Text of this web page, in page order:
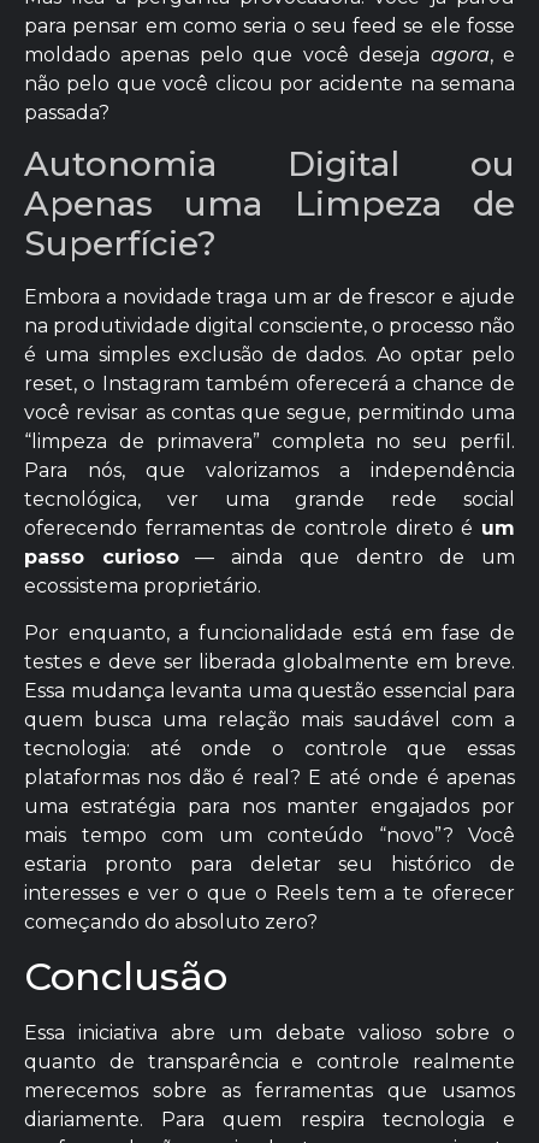
para pensar em como seria o seu feed se ele fosse
moldado apenas pelo que você deseja agora, e
não pelo que você clicou por acidente na semana
passada?
Autonomia Digital ou
Apenas uma Limpeza de
Superfície?
Embora a novidade traga um ar de frescor e ajude
na produtividade digital consciente, o processo não
é uma simples exclusão de dados. Ao optar pelo
reset, o Instagram também oferecerá a chance de
você revisar as contas que segue, permitindo uma
“limpeza de primavera” completa no seu perfil.
Para nós, que valorizamos a independência
tecnológica, ver uma grande rede social
oferecendo ferramentas de controle direto é um
passo curioso— ainda que dentro de um
ecossistema proprietário.
Por enquanto, a funcionalidade está em fase de
testes e deve ser liberada globalmente em breve.
Essa mudança levanta uma questão essencial para
quem busca uma relação mais saudável com a
tecnologia: até onde o controle que essas
plataformas nos dão é real? E até onde é apenas
uma estratégia para nos manter engajados por
mais tempo com um conteúdo “novo”? Você
estaria pronto para deletar seu histórico de
interesses e ver o que o Reels tem a te oferecer
começando do absoluto zero?
Conclusão
Essa iniciativa abre um debate valioso sobre o
quanto de transparência e controle realmente
merecemos sobre as ferramentas que usamos
diariamente. Para quem respira tecnologia e